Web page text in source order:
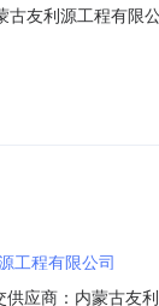
友利源工程有限
工程有限公司
应商：内蒙古友